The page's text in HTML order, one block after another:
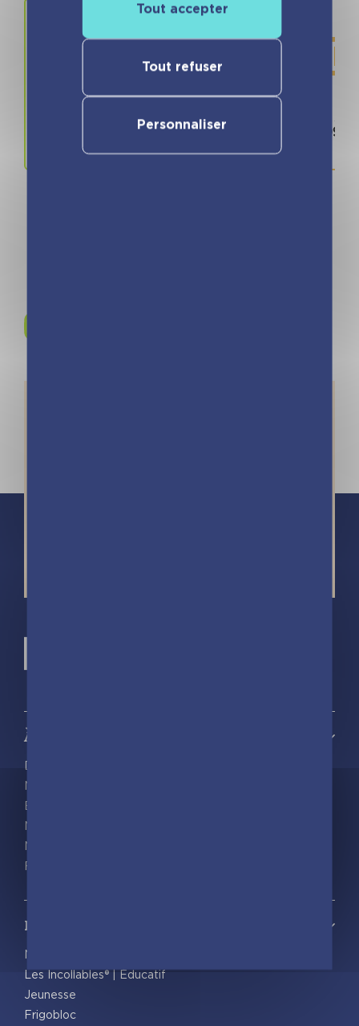
14.90 €
À propos
Découvrir playBac
Nos actualités
Espace pro
Nous rejoindre
Nous contacter
Foreign rights
Notre catalogue
Nos nouveautés
Les Incollables® | Éducatif
Jeunesse
Frigobloc
Tout accepter
Tout refuser
Personnaliser